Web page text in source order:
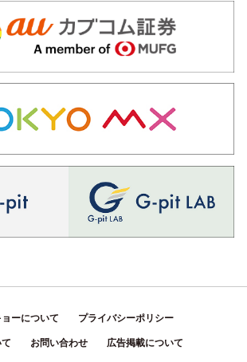
ーについて プライバシーポリシー
お問い合わせ 広告掲載について